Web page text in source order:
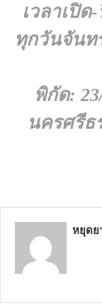
เวลาเปิ
ทุกวันจันท
พิกัด:
นครศรีธ
หยุดย